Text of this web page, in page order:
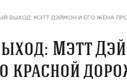
ВЫХОД: МЭТТ ДЭЙМОН И ЕГО ЖЕНА
Мэтт
красной